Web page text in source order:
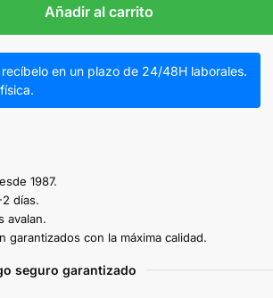
Añadir al carrito
en un plazo de 24/48H laborales.
1987.
días.
avalan.
con la máxima calidad.
seguro garantizado